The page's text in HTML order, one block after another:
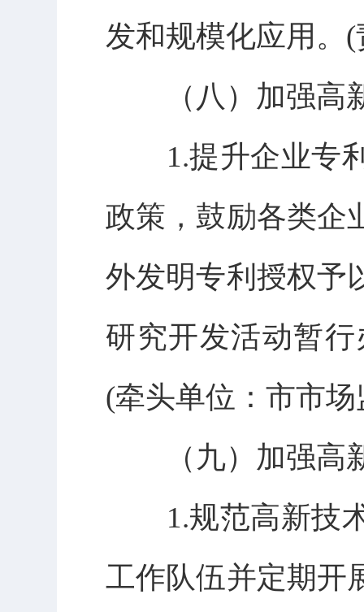
发和规模化应用。
（八）加强高
1.提升企业专利
政策，鼓励各类企
外发明专利授权予
研究开发活动暂
(牵头单位：市市
（九）加强高
1.规范高新技术
工作队伍并定期开